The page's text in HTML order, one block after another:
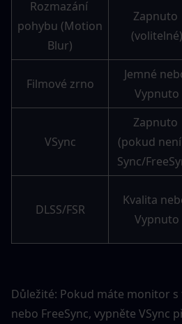
Rozmazání
pohybu (Motion
Blur)
Zapnuto
(volitelné)
Filmové zrno
Jemné
Vypnuto
VSync
Zapnuto
(pokud
Sync/
DLSS/FSR
Kvalita
Vypnuto
Důležité: Pokud máte monitor s
nebo FreeSync, vypněte VSync